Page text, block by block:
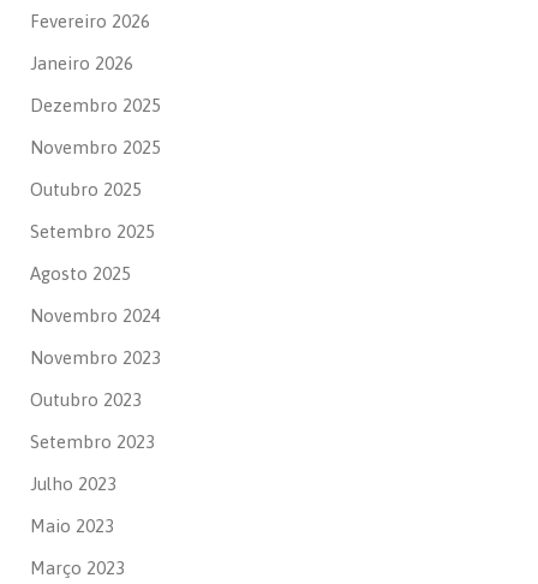
Fevereiro 2026
Janeiro 2026
Dezembro 2025
Novembro 2025
Outubro 2025
Setembro 2025
Agosto 2025
Novembro 2024
Novembro 2023
Outubro 2023
Setembro 2023
Julho 2023
Maio 2023
Março 2023